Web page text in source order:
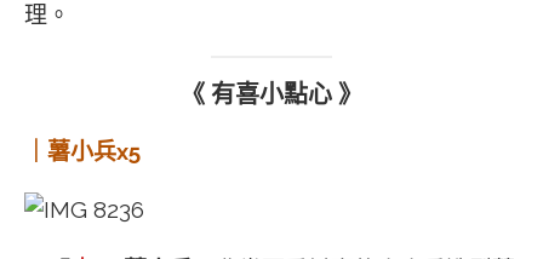
理。
《 有喜小點心 》
｜薯小兵x5